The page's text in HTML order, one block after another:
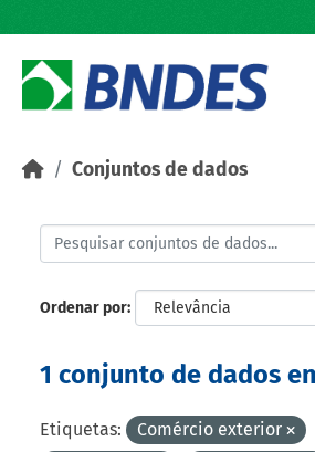
Conjuntos de dados
Ordenar por
1 conjunto de dados
Etiquetas: Comércio exterior